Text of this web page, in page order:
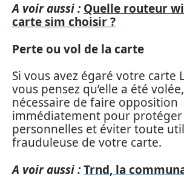
A voir aussi : Quelle routeur
carte sim choisir ?
Perte ou vol de la carte
Si vous avez égaré votre carte
vous pensez qu’elle a été
nécessaire de faire opposition
immédiatement pour protéger
personnelles et éviter toute
frauduleuse de votre carte.
A voir aussi :Trnd, la